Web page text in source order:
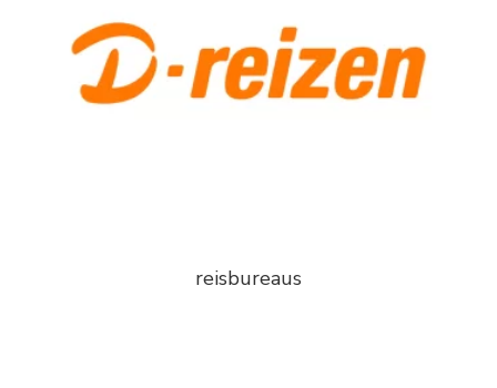
reisbureaus